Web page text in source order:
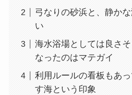
弓なりの砂浜と、静か
い
海水浴場としては良さ
なったのはマテガイ
利用ルールの看板もあ
す海という印象